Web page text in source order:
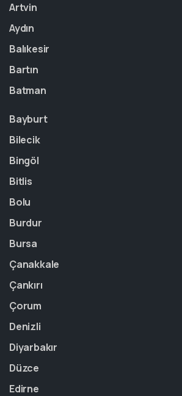
Artvin
Aydın
Balıkesir
Bartın
Batman
Bayburt
Bilecik
Bingöl
Bitlis
Bolu
Burdur
Bursa
Çanakkale
Çankırı
Çorum
Denizli
Diyarbakır
Düzce
Edirne